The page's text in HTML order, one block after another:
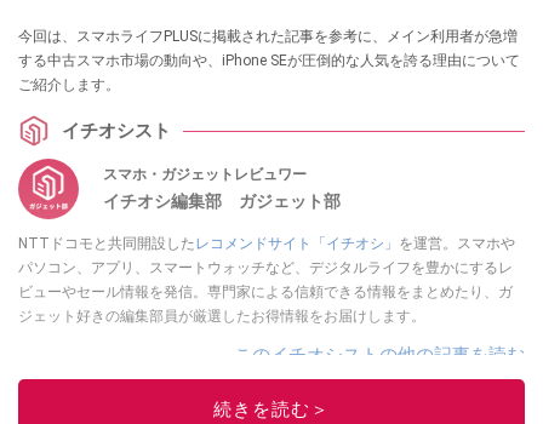
今回は、スマホライフPLUSに掲載された記事を参考に、メイン利用者が急増
する中古スマホ市場の動向や、iPhone SEが圧倒的な人気を誇る理由について
ご紹介します。
イチオシスト
スマホ・ガジェットレビュワー
イチオシ編集部 ガジェット部
NTTドコモと共同開設した レコメンドサイト「イチオシ」 を運営。スマホや
パソコン、アプリ、スマートウォッチなど、デジタルライフを豊かにするレ
ビューやセール情報を発信。専門家による信頼できる情報をまとめたり、ガ
ジェット好きの編集部員が厳選したお得情報をお届けします。
このイチオシストの他の記事を読む
続きを読む＞